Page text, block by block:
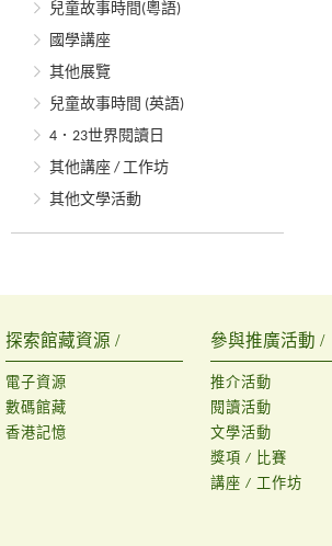
兒童故事時間(粵語)
國學講座
其他展覽
兒童故事時間 (英語)
4．23世界閱讀日
其他講座 / 工作坊
其他文學活動
探索館藏資源 /
電子資源
數碼館藏
香港記憶
參與推廣活動 /
推介活動
閱讀活動
文學活動
獎項 / 比賽
講座 / 工作坊